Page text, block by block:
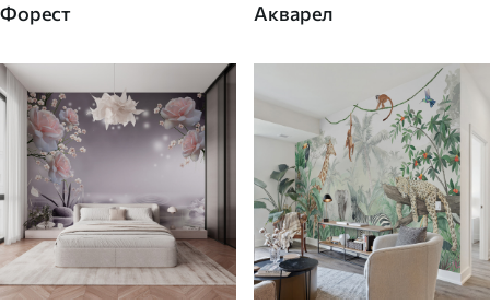
Форест Акварел